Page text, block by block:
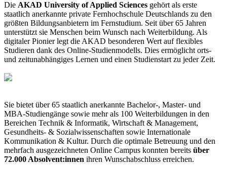
Die AKAD University of Applied Sciences gehört als erste
staatlich anerkannte private Fernhochschule Deutschlands zu den
größten Bildungsanbietern im Fernstudium. Seit über 65 Jahren
unterstützt sie Menschen beim Wunsch nach Weiterbildung. Als
digitaler Pionier legt die AKAD besonderen Wert auf flexibles
Studieren dank des Online-Studienmodells. Dies ermöglicht orts-
und zeitunabhängiges Lernen und einen Studienstart zu jeder Zeit.
Sie bietet über 65 staatlich anerkannte Bachelor-, Master- und
MBA-Studiengänge sowie mehr als 100 Weiterbildungen in den
Bereichen Technik & Informatik, Wirtschaft & Management,
Gesundheits- & Sozialwissenschaften sowie Internationale
Kommunikation & Kultur. Durch die optimale Betreuung und den
mehrfach ausgezeichneten Online Campus konnten bereits über
72.000 Absolvent:innen ihren Wunschabschluss erreichen.